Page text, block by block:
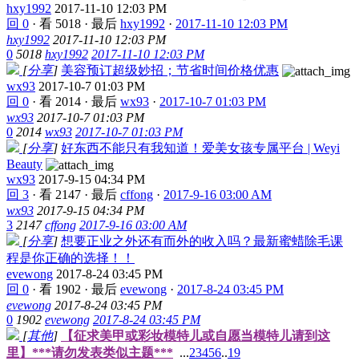
hxy1992 2017-11-10 12:03 PM
回 0 · 看 5018 · 最后 hxy1992 · 2017-11-10 12:03 PM
hxy1992 2017-11-10 12:03 PM
0 5018 hxy1992 2017-11-10 12:03 PM
[分享] 美容预订超级妙招；节省时间价格优惠
wx93 2017-10-7 01:03 PM
回 0 · 看 2014 · 最后 wx93 · 2017-10-7 01:03 PM
wx93 2017-10-7 01:03 PM
0 2014 wx93 2017-10-7 01:03 PM
[分享] 好东西不能只有我知道！爱美女孩专属平台 | Weyi
Beauty
wx93 2017-9-15 04:34 PM
回 3 · 看 2147 · 最后 cffong · 2017-9-16 03:00 AM
wx93 2017-9-15 04:34 PM
3 2147 cffong 2017-9-16 03:00 AM
[分享] 想要正业之外还有而外的收入吗？最新蜜蜡除毛课
程是你正确的选择！！
evewong 2017-8-24 03:45 PM
回 0 · 看 1902 · 最后 evewong · 2017-8-24 03:45 PM
evewong 2017-8-24 03:45 PM
0 1902 evewong 2017-8-24 03:45 PM
[其他]
【征求美甲或彩妆模特儿或自愿当模特儿请到这
里】***请勿发表类似主题*** ...23456..19